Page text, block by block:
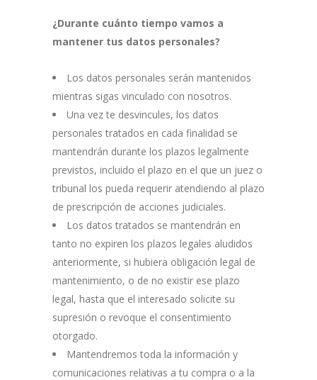
¿Durante cuánto tiempo vamos a
mantener tus datos personales?
Los datos personales serán mantenidos
mientras sigas vinculado con nosotros.
Una vez te desvincules, los datos
personales tratados en cada finalidad se
mantendrán durante los plazos legalmente
previstos, incluido el plazo en el que un juez o
tribunal los pueda requerir atendiendo al plazo
de prescripción de acciones judiciales.
Los datos tratados se mantendrán en
tanto no expiren los plazos legales aludidos
anteriormente, si hubiera obligación legal de
mantenimiento, o de no existir ese plazo
legal, hasta que el interesado solicite su
supresión o revoque el consentimiento
otorgado.
Mantendremos toda la información y
comunicaciones relativas a tu compra o a la